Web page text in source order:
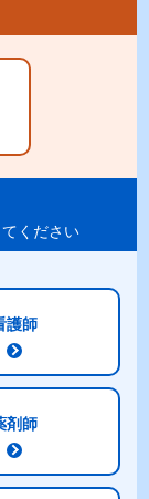
限・包装
ヨーグルト
う味・ココ
ください
護師
剤師